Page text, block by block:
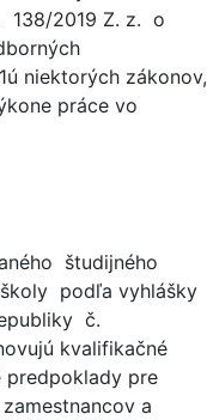
138/2019 Z. z. o
niektorých zákonov,
práce vo
študijného
podľa vyhlášky
č.
kvalifikačné
predpoklady pre
a